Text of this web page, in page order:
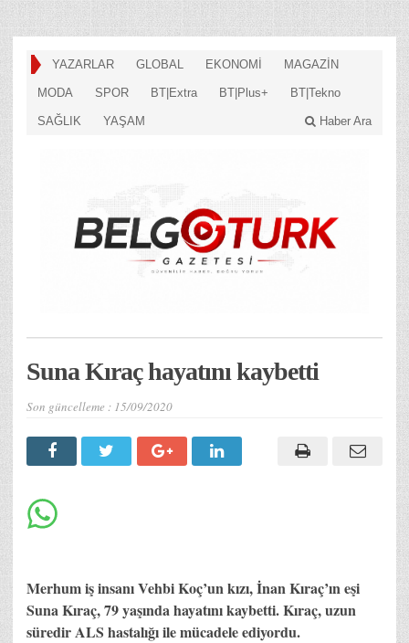
YAZARLAR GLOBAL EKONOMİ MAGAZİN
MODA SPOR BT|Extra BT|Plus+ BT|Tekno
SAĞLIK YAŞAM Haber Ara
Suna Kıraç hayatını kaybetti
Son güncelleme : 15/09/2020
Merhum iş insanı Vehbi Koç’un kızı, İnan Kıraç’ın eşi
Suna Kıraç, 79 yaşında hayatını kaybetti. Kıraç, uzun
süredir ALS hastalığı ile mücadele ediyordu.